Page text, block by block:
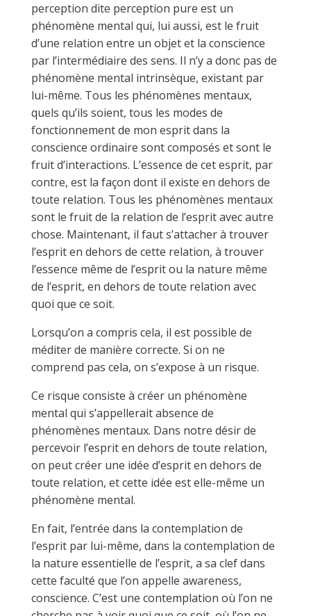
perception dite perception pure est un
phénomène mental qui, lui aussi, est le fruit
d’une relation entre un objet et la conscience
par l’intermédiaire des sens. Il n’y a donc pas de
phénomène mental intrinsèque, existant par
lui-même. Tous les phénomènes mentaux,
quels qu’ils soient, tous les modes de
fonctionnement de mon esprit dans la
conscience ordinaire sont composés et sont le
fruit d’interactions. L’essence de cet esprit, par
contre, est la façon dont il existe en dehors de
toute relation. Tous les phénomènes mentaux
sont le fruit de la relation de l’esprit avec autre
chose. Maintenant, il faut s’attacher à trouver
l’esprit en dehors de cette relation, à trouver
l’essence même de l’esprit ou la nature même
de l’esprit, en dehors de toute relation avec
quoi que ce soit.
Lorsqu’on a compris cela, il est possible de
méditer de manière correcte. Si on ne
comprend pas cela, on s’expose à un risque.
Ce risque consiste à créer un phénomène
mental qui s’appellerait absence de
phénomènes mentaux. Dans notre désir de
percevoir l’esprit en dehors de toute relation,
on peut créer une idée d’esprit en dehors de
toute relation, et cette idée est elle-même un
phénomène mental.
En fait, l’entrée dans la contemplation de
l’esprit par lui-même, dans la contemplation de
la nature essentielle de l’esprit, a sa clef dans
cette faculté que l’on appelle awareness,
conscience. C’est une contemplation où l’on ne